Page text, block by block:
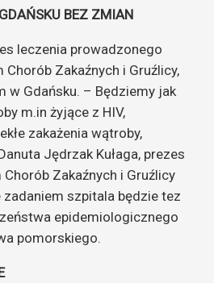
BEZ ZMIAN
leczenia prowadzonego
Zakaźnych i Gruźlicy,
w Gdańsku. – Będziemy jak
m.in żyjące z HIV,
zakażenia wątroby,
Jędrzak Kułaga, prezes
Zakaźnych i Gruźlicy
zadaniem szpitala będzie tez
epidemiologicznego
pomorskiego.